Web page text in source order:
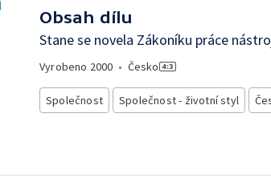
Obsah dílu
Stane se novela Zákoníku práce
Vyrobeno 2000 • Česko
Společnost Společnost - životní styl